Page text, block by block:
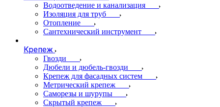
Водоотведение и канализация
Изоляция для труб
Отопление
Сантехнический инструмент
Крепеж
Гвозди
Дюбели и дюбель-гвозди
Крепеж для фасадных систем
Метрический крепеж
Саморезы и шурупы
Скрытый крепеж